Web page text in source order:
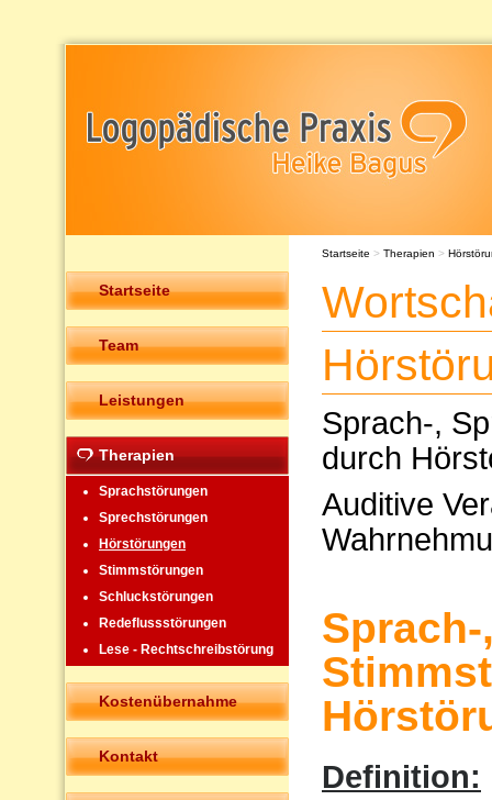
Startseite
Team
Leistungen
Therapien
Sprachstörungen
Sprechstörungen
Hörstörungen
Stimmstörungen
Schluckstörungen
Redeflussstörungen
Lese - Rechtschreibstörung
Kostenübernahme
Kontakt
Startseite > Therapien >
Sprach-,
durch
Auditive
Definition: